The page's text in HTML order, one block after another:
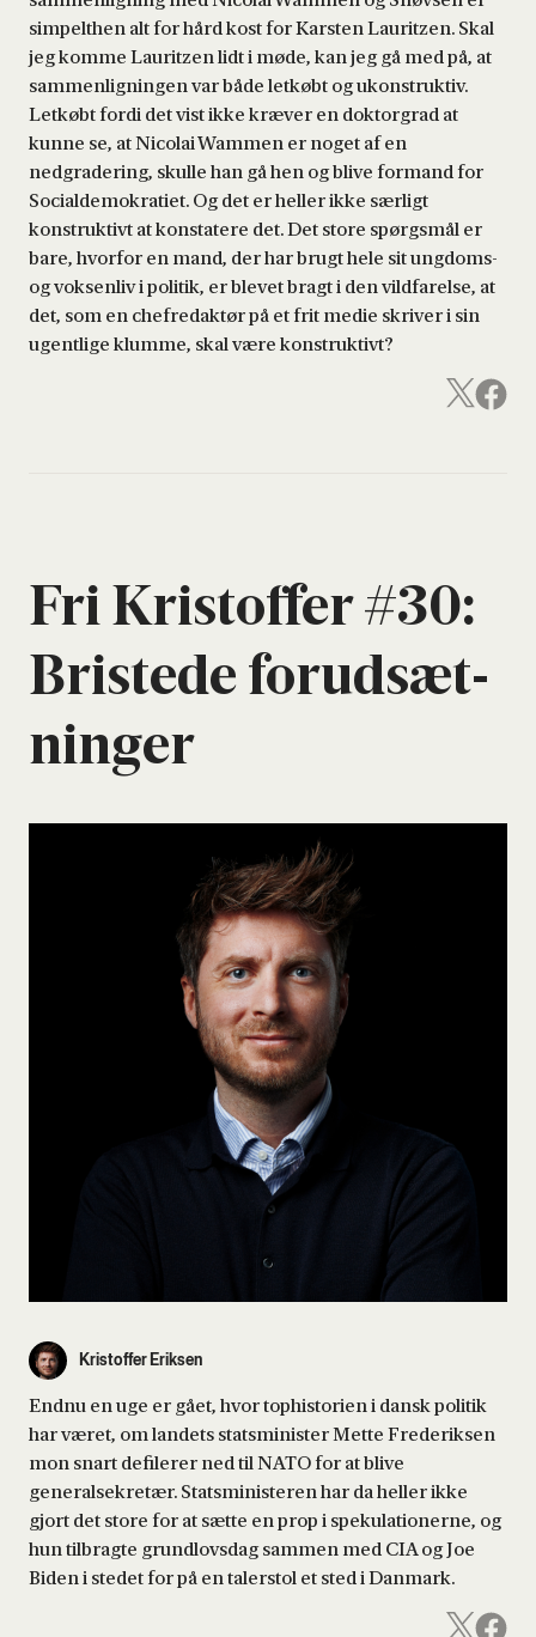
simpelthen alt for hård kost for Karsten Lauritzen. Skal
jeg komme Lauritzen lidt i møde, kan jeg gå med på, at
sammenligningen var både letkøbt og ukonstruktiv.
Letkøbt fordi det vist ikke kræver en doktorgrad at
kunne se, at Nicolai Wammen er noget af en
nedgradering, skulle han gå hen og blive formand for
Socialdemokratiet. Og det er heller ikke særligt
konstruktivt at konstatere det. Det store spørgsmål er
bare, hvorfor en mand, der har brugt hele sit ungdoms-
og voksenliv i politik, er blevet bragt i den vildfarelse, at
det, som en chefredaktør på et frit medie skriver i sin
ugentlige klumme, skal være konstruktivt?
Fri Kri­stof­fer #30:
Bri­ste­de for­ud­sæt­
nin­ger
Kristoffer Eriksen
Endnu en uge er gået, hvor tophistorien i dansk politik
har været, om landets statsminister Mette Frederiksen
mon snart defilerer ned til NATO for at blive
generalsekretær. Statsministeren har da heller ikke
gjort det store for at sætte en prop i spekulationerne, og
hun tilbragte grundlovsdag sammen med CIA og Joe
Biden i stedet for på en talerstol et sted i Danmark.